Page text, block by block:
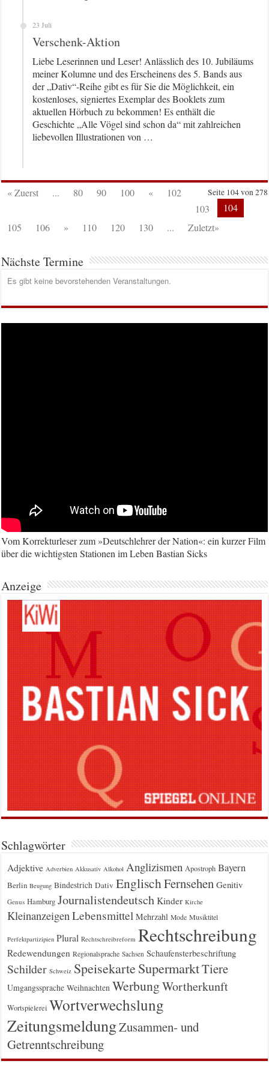
23 Juli
Verschenk-Aktion
Liebe Leserinnen und Leser! Anlässlich des 10. Jubiläums
meiner Kolumne und des Erscheinens des 5. Bands aus
der „Dativ“-Reihe gibt es für Sie die Möglichkeit, ein
kostenloses, signiertes Exemplar des Booklets zum
aktuellen Hörbuch zu bekommen! Es enthält die
Geschichte „Alle Vögel sind schon da“ mit zahlreichen
liebevollen Illustrationen von …
Seite 104 von 278
« Zuerst ... 80 90 100 «
102
103
104
105
106 » 110 120 130 ... Zuletzt»
Nächste Termine
Es gibt keine bevorstehenden Veranstaltungen.
Vom Korrekturleser zum »Deutschlehrer der Nation«: ein kurzer Film
über die wichtigsten Stationen im Leben Bastian Sicks
Anzeige
Schlagwörter
Adjektive Adverbien Akkusativ Alkohol Anglizismen Apostroph Bayern
Berlin Beugung Bindestrich Dativ EnglischFernsehen Genitiv
Genus Hamburg Journalistendeutsch Kinder Kirche
Kleinanzeigen Lebensmittel Mehrzahl Mode Musiktitel
Perfektpartizipien Plural Rechtschreibreform Rechtschreibung
Redewendungen Regionalsprache Sachsen Schaufensterbeschriftung
Schilder Schweiz Speisekarte SupermarktTiere
Umgangssprache Weihnachten WerbungWortherkunft
Wortspielerei Wortverwechslung
ZeitungsmeldungZusammen- und
Getrenntschreibung